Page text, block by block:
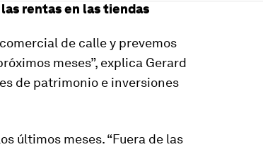
rentas en las tiendas
de calle y prevemos
meses”, explica Gerard
de patrimonio e inversiones
últimos meses. “Fuera de las